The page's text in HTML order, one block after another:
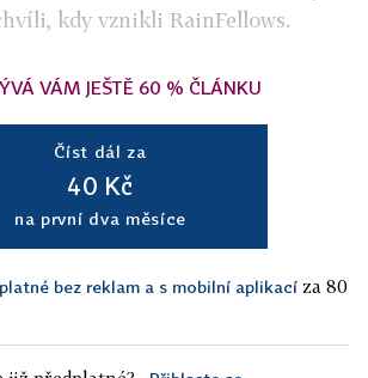
kdy vznikli RainFellows.
VÁM JEŠTĚ 60 % ČLÁNKU
Číst dál za
40 Kč
na první dva měsíce
bez reklam a s mobilní aplikací za 80